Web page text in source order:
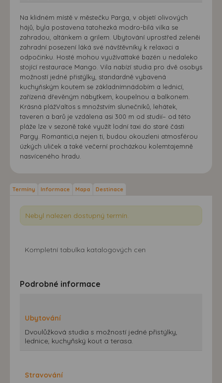
Na klidném místě v městečku Parga, v objetí olivových
hájů, byla postavena tatohezká modro-bílá vilka se
zahradou, altánkem a grilem. Ubytování uprostřed zeleněi
zahradní posezení láká své návštěvníky k relaxaci a
odpočinku. Hosté mohou využívattaké bazén u nedaleko
stojící restaurace Mango. Vila nabízí studia pro dvě osobys
možností jedné přistýlky, standardně vybavená
kuchyňským koutem se základnímnádobím a lednicí,
zařízená dřevěným nábytkem, koupelnou a balkonem.
Krásná plážValtos s množstvím slunečníků, lehátek,
taveren a barů je vzdálena asi 300 m od studií– od této
pláže lze v sezoně také využít lodní taxi do staré části
Pargy. Romantici,a nejen ti, budou okouzleni atmosférou
úzkých uliček a také večerní procházkou kolemtajemně
nasvíceného hradu.
Termíny Informace Mapa Destinace
Nebyl nalezen dostupný termín.
Kompletní tabulka katalogových cen
Podrobné informace
Ubytování
Dvoulůžková studia s možností jedné přistýlky,
lednice, kuchyňský kout a terasa.
Stravování